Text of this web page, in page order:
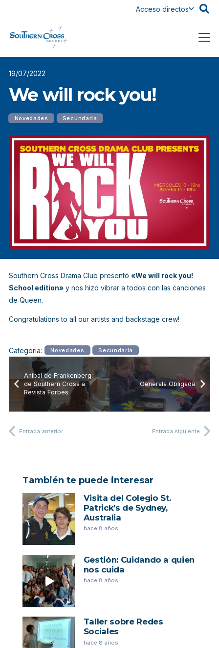
Acceso directos
19/07/2022
We will rock you!
Novedades Secundaria
Southern Cross Drama Club presentó «We will rock you!
School edition»y nos hizo vibrar a todos con las canciones
de Queen.
Congratulations to all our artists and backstage crew!
Categoria: Novedades Secundaria
Anibal de Frankenberg:
de Southern Cross a
Revista Forbes
Generala Obligada
Entrada anterior Entrada siguiente
También te puede interesar
Visita del Colegio St.
Patrick’s de Sydney,
Australia
hace 8 años
Gestión: Cuidando a quien
nos cuida
hace 8 años
Taller sobre Redes
Sociales
hace 8 años